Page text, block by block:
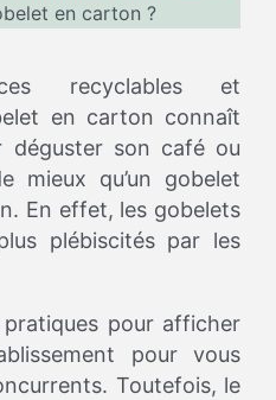
en carton ?
recyclables et
en carton connaît
déguster son café ou
qu’un gobelet
En effet, les gobelets
plébiscités par les
pratiques pour afficher
pour vous
Toutefois, le